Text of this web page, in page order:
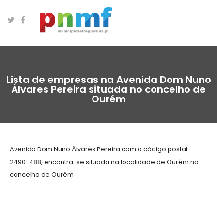
Lista de empresas na Avenida Dom Nuno
Álvares Pereira situada no concelho de
Ourém
Avenida Dom Nuno Álvares Pereira com o código postal -
2490-488, encontra-se situada na localidade de Ourém no
concelho de Ourém